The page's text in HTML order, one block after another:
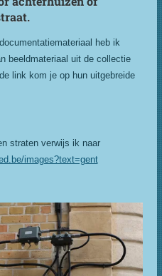
heb ik
beeldmateriaal uit de collectie
link kom je op hun uitgebreide
straten verwijs ik naar
images?text=gent